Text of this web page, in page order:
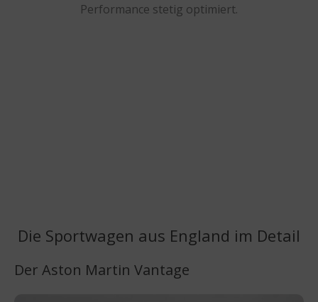
Performance stetig optimiert.
Die Sportwagen aus England im Detail
Der Aston Martin Vantage